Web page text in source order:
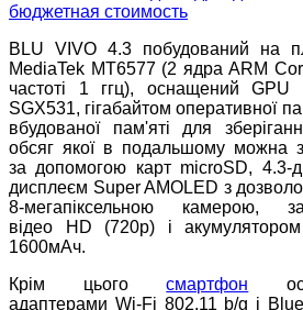
BLU VIVO 4.3 побудований на
MediaTek MT6577 (2 ядра ARM
частоті 1 ггц), оснащений GPU
SGX531, гігабайтом оперативної
вбудованої пам'яті для
обсяг якої в подальшому можна
за допомогою карт microSD, 4.3-
дисплеєм Super AMOLED з
8-мегапіксельною камерою,
відео HD (720p) і
1600мАч.
Крім цьогосмартфон
адаптерами Wi-Fi 802.11 b/g і